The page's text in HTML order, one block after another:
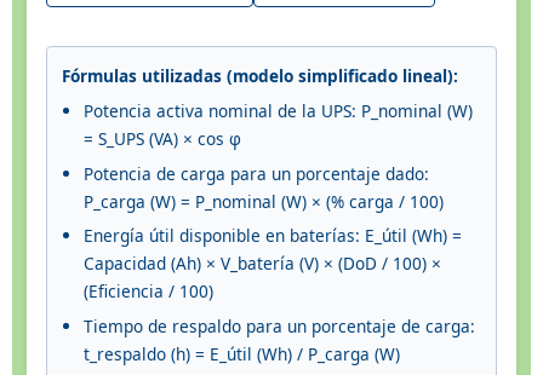
Fórmulas utilizadas (modelo simplificado lineal):
Potencia activa nominal de la UPS: P_nominal (W)
= S_UPS (VA) × cos φ
Potencia de carga para un porcentaje dado:
P_carga (W) = P_nominal (W) × (% carga / 100)
Energía útil disponible en baterías: E_útil (Wh) =
Capacidad (Ah) × V_batería (V) × (DoD / 100) ×
(Eficiencia / 100)
Tiempo de respaldo para un porcentaje de carga:
t_respaldo (h) = E_útil (Wh) / P_carga (W)